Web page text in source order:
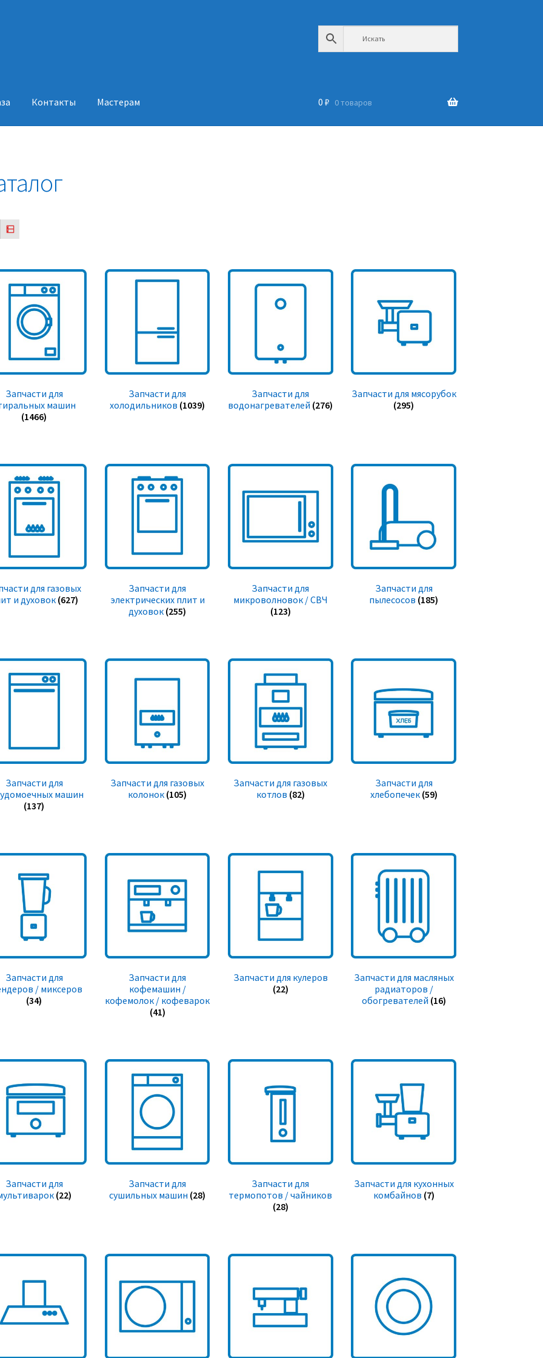
Контакты Мастерам 0 ₽ 0 товаров
Запчасти для
машин
(1466)
Запчасти для
холодильников (1039)
Запчасти для
водонагревателей (276)
Запчасти для мясорубок
(295)
для газовых
и духовок (627)
Запчасти для
электрических плит и
духовок (255)
Запчасти для
микроволновок / СВЧ
(123)
Запчасти для
пылесосов (185)
Запчасти для
машин
(137)
Запчасти для газовых
колонок (105)
Запчасти для газовых
котлов (82)
Запчасти для
хлебопечек (59)
Запчасти для
/ миксеров
(34)
Запчасти для
кофемашин /
кофемолок / кофеварок
(41)
Запчасти для кулеров
(22)
Запчасти для масляных
радиаторов /
обогревателей (16)
Запчасти для
(22)
Запчасти для
сушильных машин (28)
Запчасти для
термопотов / чайников
(28)
Запчасти для кухонных
комбайнов (7)